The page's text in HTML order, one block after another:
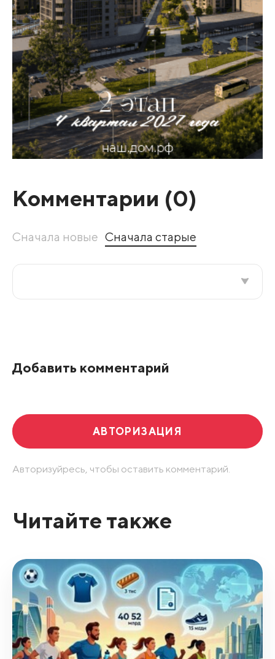
Комментарии (0)
Сначала новые Сначала старые
Добавить комментарий
АВТОРИЗАЦИЯ
Авторизуйресь, чтобы оставить комментарий.
Читайте также